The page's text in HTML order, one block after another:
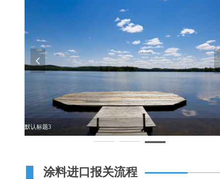
默认标题3
넳
涂料进口报关流程